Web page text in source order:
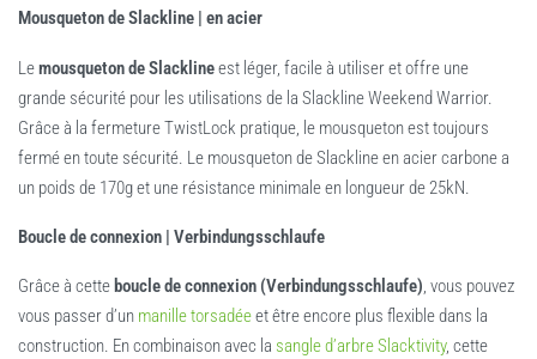
Mousqueton de Slackline | en acier
Lemousqueton de Slacklineest léger, facile à utiliser et offre une
grande sécurité pour les utilisations de la Slackline Weekend Warrior.
Grâce à la fermeture TwistLock pratique, le mousqueton est toujours
fermé en toute sécurité. Le mousqueton de Slackline en acier carbone a
un poids de 170g et une résistance minimale en longueur de 25kN.
Boucle de connexion | Verbindungsschlaufe
Grâce à cette boucle de connexion (Verbindungsschlaufe), vous pouvez
vous passer d’un manille torsadéeet être encore plus flexible dans la
construction. En combinaison avec la sangle d’arbre Slacktivity, cette